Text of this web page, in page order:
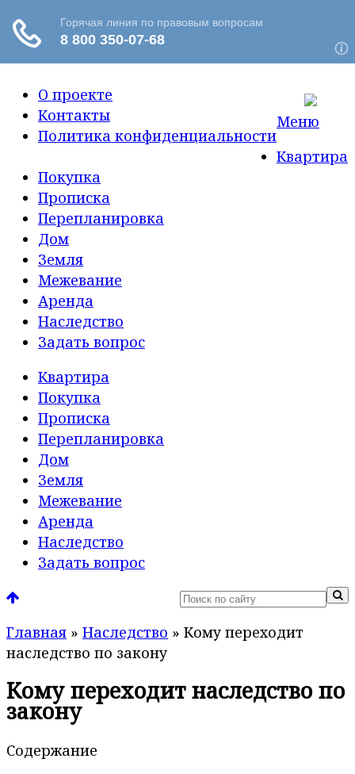
О проекте
Контакты
Политика конфиденциальности
Меню
Квартира
Покупка
Прописка
Перепланировка
Дом
Земля
Межевание
Аренда
Наследство
Задать вопрос
Квартира
Покупка
Прописка
Перепланировка
Дом
Земля
Межевание
Аренда
Наследство
Задать вопрос
Главная » Наследство » Кому переходит
наследство по закону
Кому переходит наследство по
закону
Содержание